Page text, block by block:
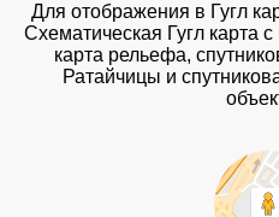
Для отображения в Гугл
Схематическая Гугл карта
карта рельефа,
Ратайчицы и